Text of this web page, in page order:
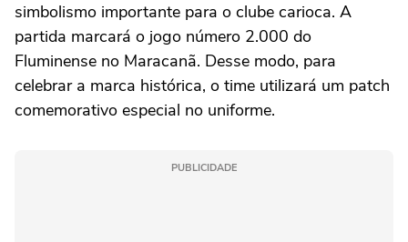
simbolismo importante para o clube carioca. A
partida marcará o jogo número 2.000 do
Fluminense no Maracanã. Desse modo, para
celebrar a marca histórica, o time utilizará um patch
comemorativo especial no uniforme.
PUBLICIDADE